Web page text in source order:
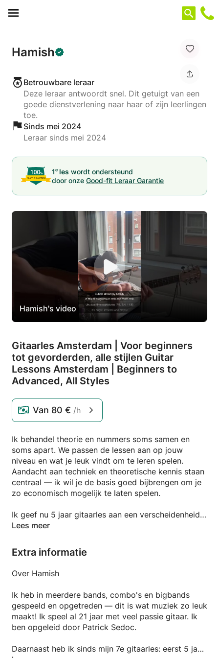
Hamish
Betrouwbare leraar
Deze leraar antwoordt snel. Dit getuigt van een
goede dienstverlening naar haar of zijn leerlingen
toe.
Sinds mei 2024
Leraar sinds mei 2024
1e les wordt ondersteund
door onze Good-fit Leraar Garantie
Hamish's video
Gitaarles Amsterdam | Voor beginners
tot gevorderden, alle stijlen Guitar
Lessons Amsterdam | Beginners to
Advanced, All Styles
Van 80 € /h
Ik behandel theorie en nummers soms samen en
soms apart. We passen de lessen aan op jouw
niveau en wat je leuk vindt om te leren spelen.
Aandacht aan techniek en theoretische kennis staan
centraal — ik wil je de basis goed bijbrengen om je
zo economisch mogelijk te laten spelen.
Ik geef nu 5 jaar gitaarles aan een verscheidenheid
aan leerlingen. Lessen zijn voor iedereen: van
weg helpen!
— Alle stijlen: rock, jazz, blues, fusion, bigband,
metal, klassiek — Theorie én nummers spelen in
balans
— Lessen afgestemd op jouw niveau en smaak
— Lessen duren 45 min, maar kunnen langer in
overleg
Boek eenvoudig een les via hamishgitaar.nl
Lees meer
Extra informatie
Over Hamish
Ik heb in meerdere bands, combo's en bigbands
gespeeld en opgetreden — dit is wat muziek zo leuk
maakt! Ik speel al 21 jaar met veel passie gitaar. Ik
ben opgeleid door Patrick Sedoc.
Daarnaast heb ik sinds mijn 7e gitaarles: eerst 5 jaar